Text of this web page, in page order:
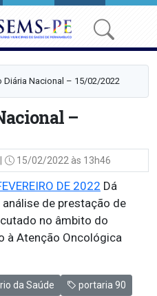
Diária Nacional – 15/02/2022
–
15/02/2022 às 13h46
DE 2022 Dá
de prestação de
no âmbito do
à Atenção Oncológica
da Saúde portaria 90